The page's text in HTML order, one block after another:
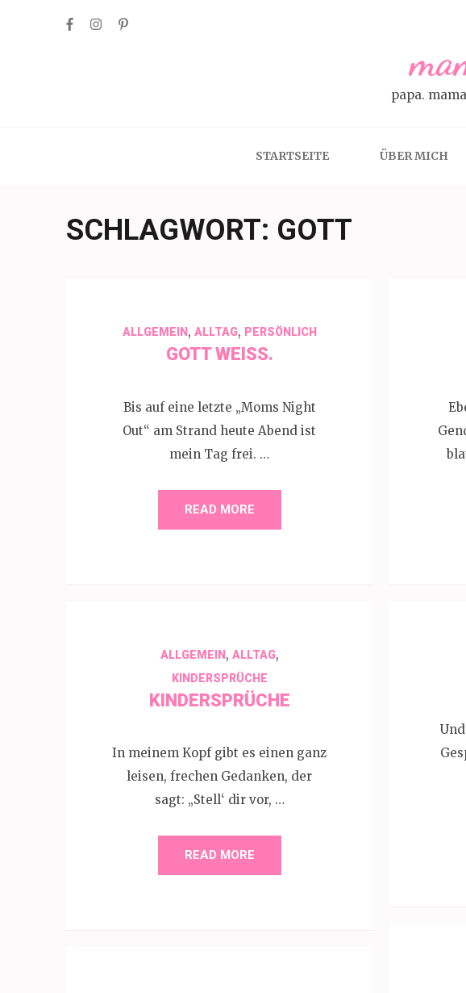
papa.
STARTSEITE ÜBER MICH
SCHLAGWORT: GOTT
ALLGEMEIN, ALLTAG, PERSÖNLICH
GOTT WEISS.
Bis auf eine letzte „Moms Night
Out“ am Strand heute Abend ist
mein Tag frei. …
READ MORE
ALLGEMEIN, ALLTAG,
KINDERSPRÜCHE
KINDERSPRÜCHE
In meinem Kopf gibt es einen ganz
leisen, frechen Gedanken, der
sagt: „Stell‘ dir vor, …
READ MORE